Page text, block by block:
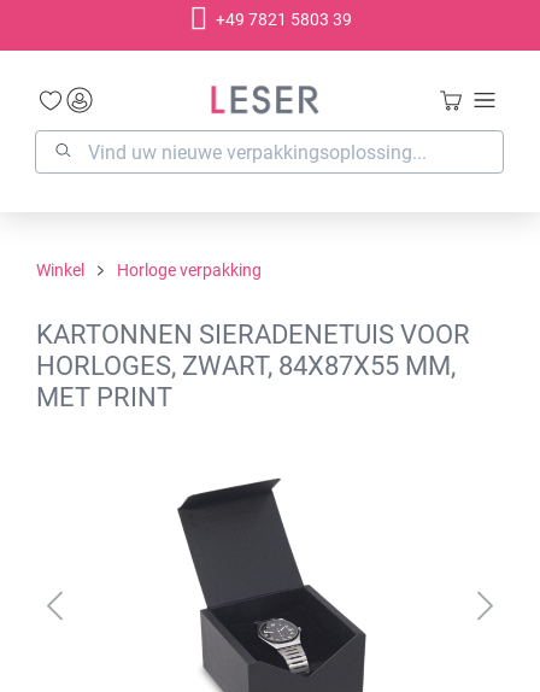
+49 7821 5803 39
Winkel Horloge verpakking
KARTONNEN SIERADENETUIS VOOR
HORLOGES, ZWART, 84X87X55 MM,
MET PRINT
Afbeeldingengalerij overslaan